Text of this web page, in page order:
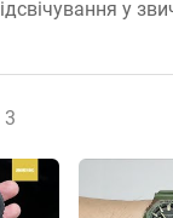
у
3